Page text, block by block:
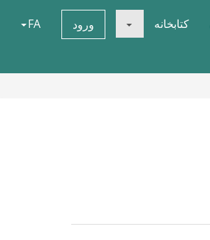
کتابخانه ورود FA